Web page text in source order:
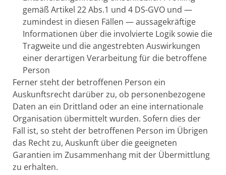
gemäß Artikel 22 Abs.1 und 4 DS-GVO und —
zumindest in diesen Fällen — aussagekräftige
Informationen über die involvierte Logik sowie die
Tragweite und die angestrebten Auswirkungen
einer derartigen Verarbeitung für die betroffene
Person
Ferner steht der betroffenen Person ein
Auskunftsrecht darüber zu, ob personenbezogene
Daten an ein Drittland oder an eine internationale
Organisation übermittelt wurden. Sofern dies der
Fall ist, so steht der betroffenen Person im Übrigen
das Recht zu, Auskunft über die geeigneten
Garantien im Zusammenhang mit der Übermittlung
zu erhalten.